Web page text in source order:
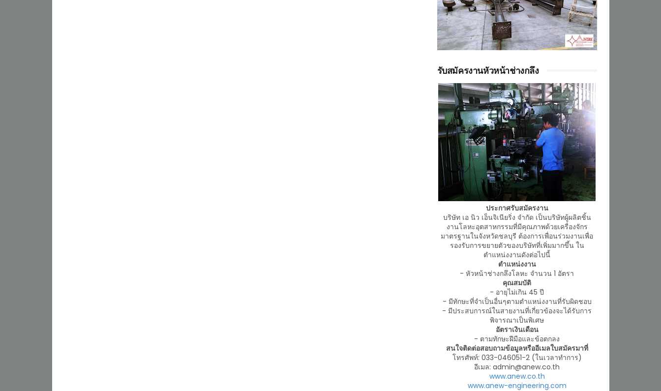
รับสมัครงานหัวหน้าช่างกลึง
ประกาศรับสมัครงาน
บริษัท เอ นิว เอ็นจิเนียริ่ง จำกัด เป็นบริษัทผู้ผลิตชิ้น
งานโลหะอุตสาหกรรมที่มีคุณภาพด้วยเครื่องจักร
มาตรฐานในจังหวัดชลบุรี ต้องการเพื่อนร่วมงานเพื่อ
รองรับการขยายตัวของบริษัทที่เพิ่มมากขึ้น ใน
ตำแหน่งงานดังต่อไปนี้
ตำแหน่งงาน
- หัวหน้าช่างกลึงโลหะ จำนวน 1 อัตรา
คุณสมบัติ
- อายุไม่เกิน 45 ปี
- มีทักษะที่จำเป็นอื่นๆตามตำแหน่งงานที่รับผิดชอบ
- มีประสบการณ์ในสายงานที่เกี่ยวข้องจะได้รับการ
พิจารณาเป็นพิเศษ
อัตราเงินเดือน
- ตามทักษะฝีมือและข้อตกลง
สนใจติดต่อสอบถามข้อมูลหรืออีเมลใบสมัครมาที่
โทรศัพท์: 033-046051-2 (ในเวลาทำการ)
อีเมล: admin@anew.co.th
www.anew.co.th
www.anew-engineering.com